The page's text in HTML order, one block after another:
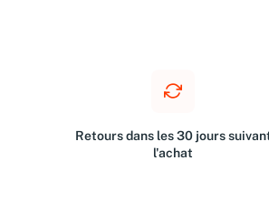
Retours dans les 30 jours
l'achat